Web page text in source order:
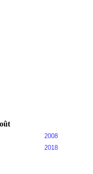
2008
2018